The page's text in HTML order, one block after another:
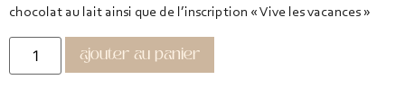
chocolat au lait ainsi que de l’inscription « Vive les vacances »
ajouter au panier